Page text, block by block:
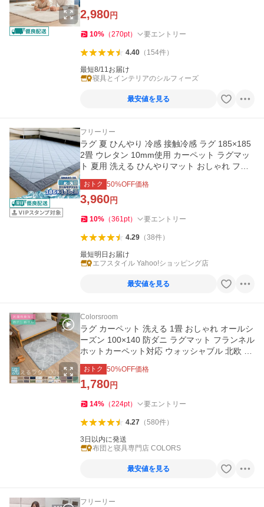
2,980円
10% （270pt） 要エントリー
4.40（ 154件）
最短8/11お届け
寝具とインテリアのシルフィーズ
最安値を見る
フリーリー
ラグ 夏 ひんやり 冷感 接触冷感 ラグ 185×185
2畳 ウレタン 10mm使用 カーペット ラグマッ
ト 夏用 洗える ひんやりマット おしゃれ フリ
ーリー
おトク 50%OFF価格
3,960円
10% （361pt） 要エントリー
4.29（38件）
最短明日お届け
エフスタイル Yahoo!ショッピング店
最安値を見る
Colorsroom
ラグ カーペット 洗える 1畳 おしゃれ オールシ
ーズン 100×140 防ダニ ラグマット フランネル
ホットカーペット対応 ウォッシャブル 北欧 ル
ームマット
おトク 50%OFF価格
1,780円
14% （224pt） 要エントリー
4.27（580件）
3日以内に発送
布団と寝具専門店 COLORS
最安値を見る
フリーリー